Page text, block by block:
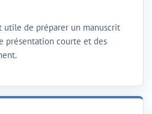
utile de préparer un manuscrit
présentation courte et des